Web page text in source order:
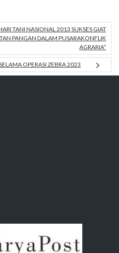
TANI NASIONAL 2013 SUKSES GIAT
PANGAN DALAM PUSARAKONFLIK
AGRARIA”
OPERASI ZEBRA 2023